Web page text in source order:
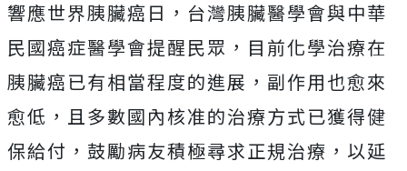
響應世界胰臟癌日，台灣胰臟醫學會與中華
民國癌症醫學會提醒民眾，目前化學治療在
胰臟癌已有相當程度的進展，副作用也愈來
愈低，且多數國內核准的治療方式已獲得健
保給付，鼓勵病友積極尋求正規治療，以延